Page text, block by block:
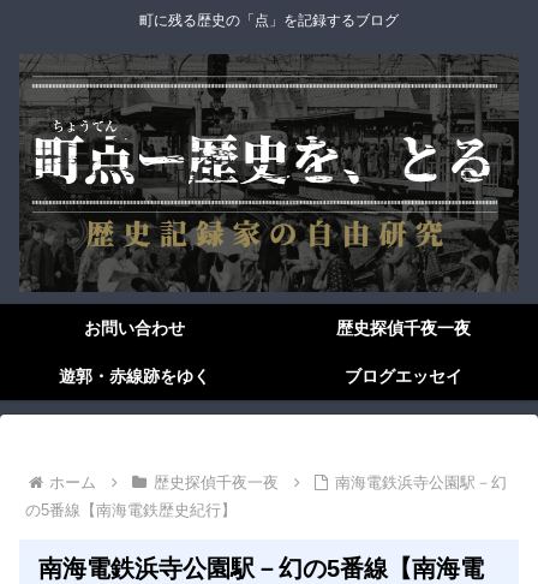
町に残る歴史の「点」を記録するブログ
お問い合わせ 歴史探偵千夜一夜
遊郭・赤線跡をゆく ブログエッセイ
ホーム 歴史探偵千夜一夜
南海電鉄浜寺公園駅－幻
の5番線【南海電鉄歴史紀行】
南海電鉄浜寺公園駅－幻の5番線【南海電